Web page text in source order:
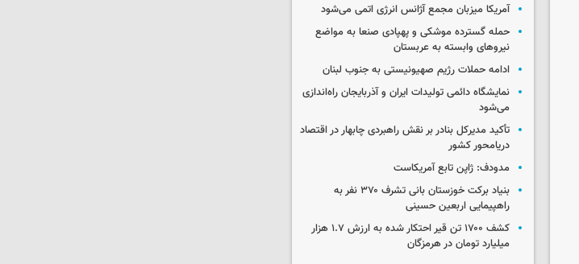
آمریکا میزبان مجمع آژانس انرژی اتمی می‌شود
حمله گسترده موشکی و پهپادی صنعا به مواضع
نیروهای وابسته به عربستان
ادامه حملات رژیم صهیونیستی به جنوب لبنان
نمایشگاه دائمی تولیدات ایران و آذربایجان راه‌اندازی
می‌شود
تأکید مدیرکل بنادر بر نقش راهبردی چابهار در اقتصاد
دریامحور کشور
مدودف: ژاپن تابع آمریکاست
بنیاد برکت خوزستان بانی تشرف ۳۷۰ نفر به
راهپیمایی اربعین حسینی
کشف ۱۷۰۰ تن قیر احتکار شده به ارزش ۱.۷ هزار
میلیارد تومان در هرمزگان